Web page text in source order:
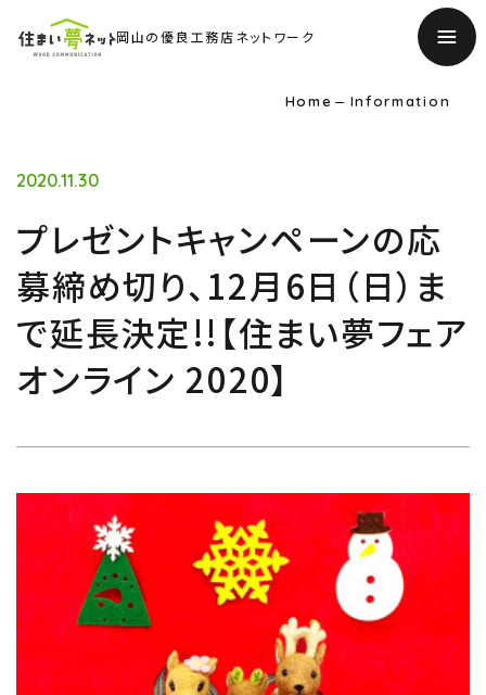
岡山の優良工務店ネットワーク
TOP
トップページ
About
住まい夢ネットとは
Home Information
2020.11.30
プレゼントキャンペーンの応
募締め切り、12月6日（日）ま
で延長決定!!【住まい夢フェア
オンライン 2020】